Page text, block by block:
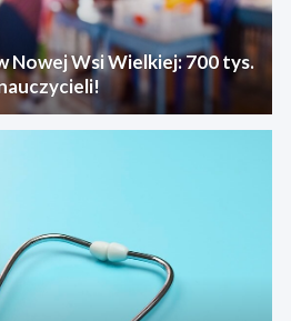
Nowej Wsi Wielkiej: 700 tys.